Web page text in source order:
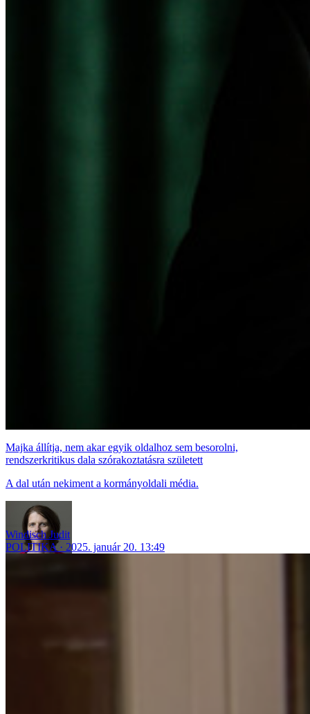
Majka állítja, nem akar egyik oldalhoz sem besorolni,
rendszerkritikus dala szórakoztatásra született
A dal után nekiment a kormányoldali média.
Windisch Judit
POLITIKA
2025. január 20. 13:49